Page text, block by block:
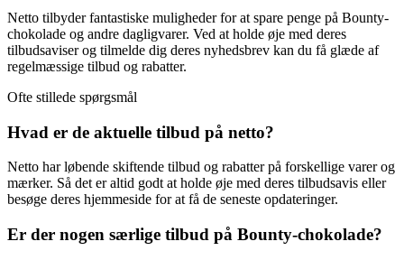
Netto tilbyder fantastiske muligheder for at spare penge på Bounty-
chokolade og andre dagligvarer. Ved at holde øje med deres
tilbudsaviser og tilmelde dig deres nyhedsbrev kan du få glæde af
regelmæssige tilbud og rabatter.
Ofte stillede spørgsmål
Hvad er de aktuelle tilbud på netto?
Netto har løbende skiftende tilbud og rabatter på forskellige varer og
mærker. Så det er altid godt at holde øje med deres tilbudsavis eller
besøge deres hjemmeside for at få de seneste opdateringer.
Er der nogen særlige tilbud på Bounty-chokolade?